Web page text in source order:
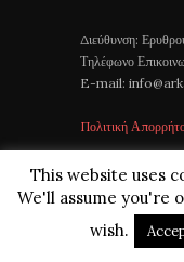
Διεύθυνση:
Τηλέφωνο
E-mail:
Πολιτική
Arkadiki
This website uses
We'll assume you're
wish.